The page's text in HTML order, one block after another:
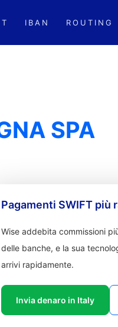
IBAN ROUTING
SPA
Pagamenti SWIFT più
Wise addebita commissioni
delle banche, e la sua
arrivi rapidamente.
Invia denaro in Italy